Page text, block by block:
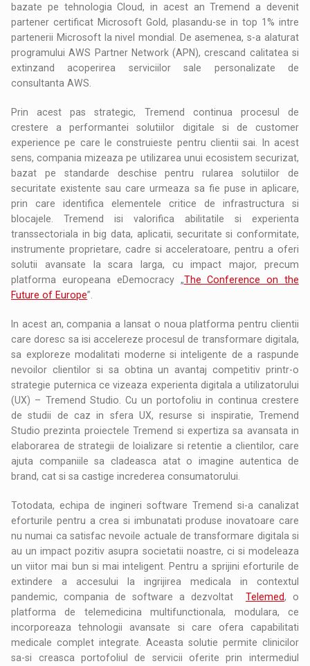
bazate pe tehnologia Cloud, in acest an Tremend a devenit
partener certificat Microsoft Gold, plasandu-se in top 1% intre
partenerii Microsoft la nivel mondial. De asemenea, s-a alaturat
programului AWS Partner Network (APN), crescand calitatea si
extinzand acoperirea serviciilor sale personalizate de
consultanta AWS.
Prin acest pas strategic, Tremend continua procesul de
crestere a performantei solutiilor digitale si de customer
experience pe care le construieste pentru clientii sai. In acest
sens, compania mizeaza pe utilizarea unui ecosistem securizat,
bazat pe standarde deschise pentru rularea solutiilor de
securitate existente sau care urmeaza sa fie puse in aplicare,
prin care identifica elementele critice de infrastructura si
blocajele. Tremend isi valorifica abilitatile si experienta
transsectoriala in big data, aplicatii, securitate si conformitate,
instrumente proprietare, cadre si acceleratoare, pentru a oferi
solutii avansate la scara larga, cu impact major, precum
platforma europeana eDemocracy „The Conference on the
Future of Europe”.
In acest an, compania a lansat o noua platforma pentru clientii
care doresc sa isi accelereze procesul de transformare digitala,
sa exploreze modalitati moderne si inteligente de a raspunde
nevoilor clientilor si sa obtina un avantaj competitiv printr-o
strategie puternica ce vizeaza experienta digitala a utilizatorului
(UX) – Tremend Studio. Cu un portofoliu in continua crestere
de studii de caz in sfera UX, resurse si inspiratie, Tremend
Studio prezinta proiectele Tremend si expertiza sa avansata in
elaborarea de strategii de loializare si retentie a clientilor, care
ajuta companiile sa cladeasca atat o imagine autentica de
brand, cat si sa castige increderea consumatorului.
Totodata, echipa de ingineri software Tremend si-a canalizat
eforturile pentru a crea si imbunatati produse inovatoare care
nu numai ca satisfac nevoile actuale de transformare digitala si
au un impact pozitiv asupra societatii noastre, ci si modeleaza
un viitor mai bun si mai inteligent. Pentru a sprijini eforturile de
extindere a accesului la ingrijirea medicala in contextul
pandemic, compania de software a dezvoltat Telemed, o
platforma de telemedicina multifunctionala, modulara, ce
incorporeaza tehnologii avansate si care ofera capabilitati
medicale complet integrate. Aceasta solutie permite clinicilor
sa-si creasca portofoliul de servicii oferite prin intermediul